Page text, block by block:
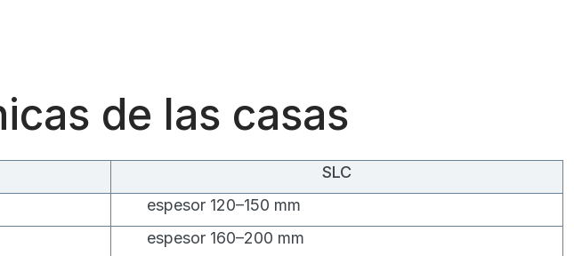
de las casas
SLC
espesor 120–150 mm
espesor 160–200 mm